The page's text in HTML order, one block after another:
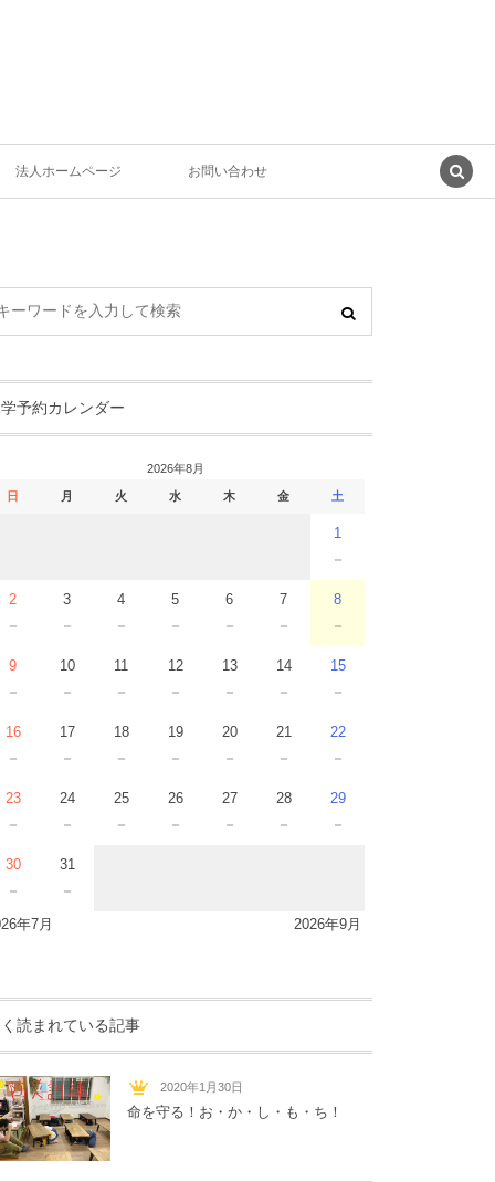
法人ホームページ お問い合わせ
予約カレンダー
2026年8月
日 月 火 水 木 金 土
1
－
2
－
3
－
4
－
5
－
6
－
7
－
8
－
9
－
10
－
11
－
12
－
13
－
14
－
15
－
16
－
17
－
18
－
19
－
20
－
21
－
22
－
23
－
24
－
25
－
26
－
27
－
28
－
29
－
30
－
31
－
年7月 2026年9月
読まれている記事
2020年1月30日
命を守る！お・か・し・も・ち！